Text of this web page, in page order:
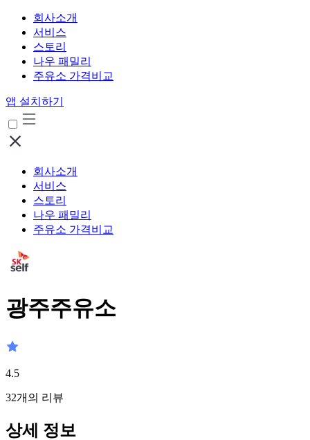
회사소개
서비스
스토리
나우 패밀리
주유소 가격비교
앱 설치하기
회사소개
서비스
스토리
나우 패밀리
주유소 가격비교
광주주유소
4.5
32개의 리뷰
상세 정보